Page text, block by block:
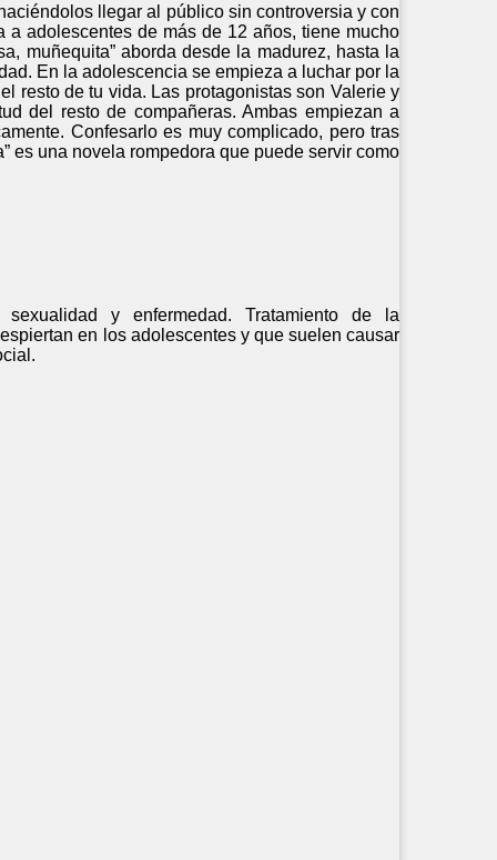
llegar al público sin controversia y con
adolescentes de más de 12 años, tiene mucho
muñequita” aborda desde la madurez, hasta la
En la adolescencia se empieza a luchar por la
resto de tu vida. Las protagonistas son Valerie y
del resto de compañeras. Ambas empiezan a
Confesarlo es muy complicado, pero tras
es una novela rompedora que puede servir como
y enfermedad. Tratamiento de la
en los adolescentes y que suelen causar